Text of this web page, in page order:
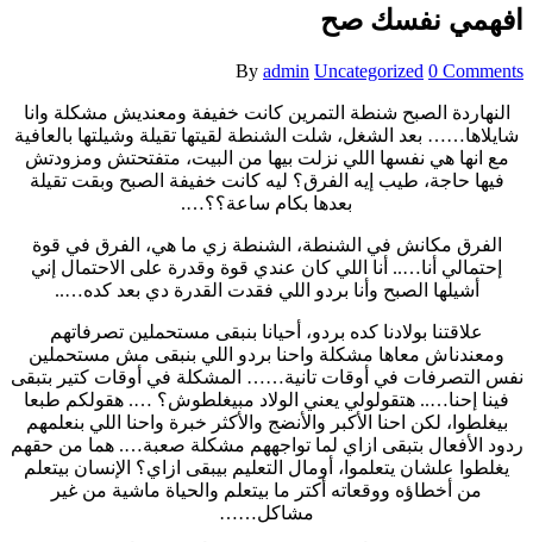
افهمي نفسك صح
By admin Uncategorized 0 Comments
النهاردة الصبح شنطة التمرين كانت خفيفة ومعنديش مشكلة وانا
شايلاها…… بعد الشغل، شلت الشنطة لقيتها تقيلة وشيلتها بالعافية
مع انها هي نفسها اللي نزلت بيها من البيت، متفتحتش ومزودتش
فيها حاجة، طيب إيه الفرق؟ ليه كانت خفيفة الصبح وبقت تقيلة
بعدها بكام ساعة؟؟….
الفرق مكانش في الشنطة، الشنطة زي ما هي، الفرق في قوة
إحتمالي أنا….. أنا اللي كان عندي قوة وقدرة على الاحتمال إني
أشيلها الصبح وأنا بردو اللي فقدت القدرة دي بعد كده…..
علاقتنا بولادنا كده بردو، أحيانا بنبقى مستحملين تصرفاتهم
ومعندناش معاها مشكلة واحنا بردو اللي بنبقى مش مستحملين
نفس التصرفات في أوقات تانية…… المشكلة في أوقات كتير بتبقى
فينا إحنا….. هتقولولي يعني الولاد مبيغلطوش؟ …. هقولكم طبعا
بيغلطوا، لكن احنا الأكبر والأنضج والأكثر خبرة واحنا اللي بنعلمهم
ردود الأفعال بتبقى ازاي لما تواجههم مشكلة صعبة…. هما من حقهم
يغلطوا علشان يتعلموا، أومال التعليم بيبقى ازاي؟ الإنسان بيتعلم
من أخطاؤه ووقعاته أكتر ما بيتعلم والحياة ماشية من غير
مشاكل……